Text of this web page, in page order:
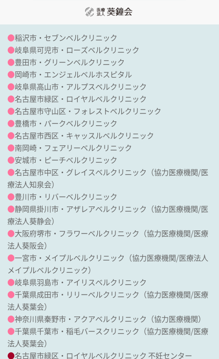
●稲沢市・セブンベルクリニック
●岐阜県可児市・ローズベルクリニック
●豊田市・グリーンベルクリニック
● 岡崎市・エンジェルベルホスピタル
●岐阜県高山市・アルプスベルクリニック
●名古屋市緑区・ロイヤルベルクリニック
●名古屋市守山区・フォレストベルクリニック
●豊橋市・パークベルクリニック
●名古屋市西区・キャッスルベルクリニック
●南岡崎・フェアリーベルクリニック
●安城市・ピーチベルクリニック
●名古屋市中区・グレイスベルクリニック （協力医療機関/ 医
療法人知泉会）
●豊川市・リバーベルクリニック
●静岡県掛川市・アザレアベルクリニック （協力医療機関/ 医
療法人葵静会）
●大阪府堺市・フラワーベルクリニック （協力医療機関/ 医療
法人葵阪会）
●一宮市・メイプルベルクリニック （協力医療機関/ 医療法人
メイプルベルクリニック ）
●岐阜県羽島市・アイリスベルクリニック
●千葉県成田市・リリーベルクリニック （協力医療機関/ 医療
法人葵葉会）
●神奈川県秦野市・アクアベルクリニック（協力医療機関）
●千葉県千葉市・稲毛バースクリニック （協力医療機関/ 医療
法人葵葉会）
●名古屋市緑区・ロイヤルベルクリニック 不妊センター